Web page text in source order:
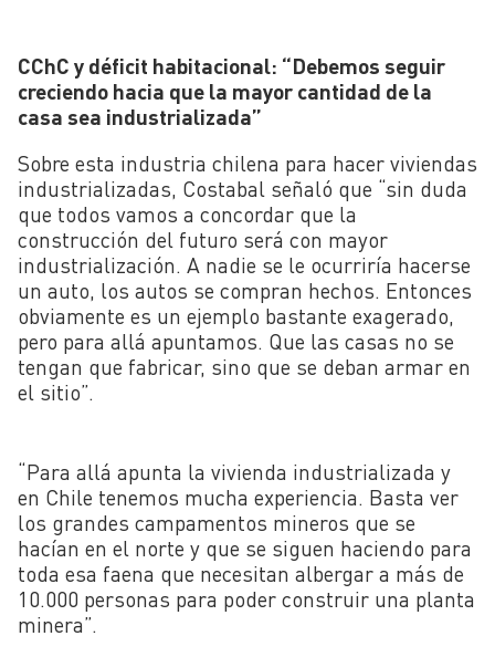
CChC y déficit habitacional: “Debemos seguir
creciendo hacia que la mayor cantidad de la
casa sea industrializada”
Sobre esta industria chilena para hacer viviendas
industrializadas, Costabal señaló que “sin duda
que todos vamos a concordar que la
construcción del futuro será con mayor
industrialización. A nadie se le ocurriría hacerse
un auto, los autos se compran hechos. Entonces
obviamente es un ejemplo bastante exagerado,
pero para allá apuntamos. Que las casas no se
tengan que fabricar, sino que se deban armar en
el sitio”.
“Para allá apunta la vivienda industrializada y
en Chile tenemos mucha experiencia. Basta ver
los grandes campamentos mineros que se
hacían en el norte y que se siguen haciendo para
toda esa faena que necesitan albergar a más de
10.000 personas para poder construir una planta
minera”.